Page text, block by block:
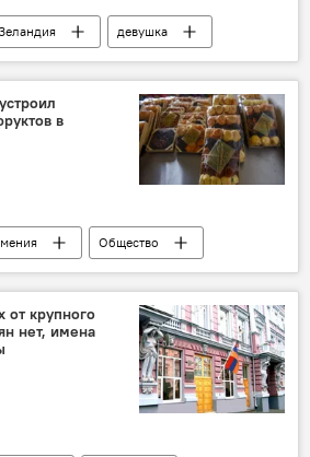
девушка
в
Общество
Цахкадзор
область
сухофрукты
от крупного
нет, имена